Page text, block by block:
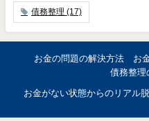
債務整理 (17)
お金の問題の解決方法 お
債務整理
お金がない状態からのリアル